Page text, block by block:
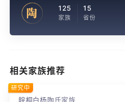
陶 125
家族
15
省份
相关家族推荐
皖桐白杨陶氏家族
研究中